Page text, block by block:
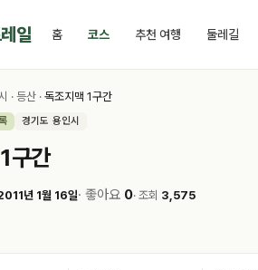
일 홈 코스 추천 여행 둘레길
· 등산 · 독조지맥 1구간
경기도 용인시
구간
년 1월 16일· 좋아요 0· 조회 3,575